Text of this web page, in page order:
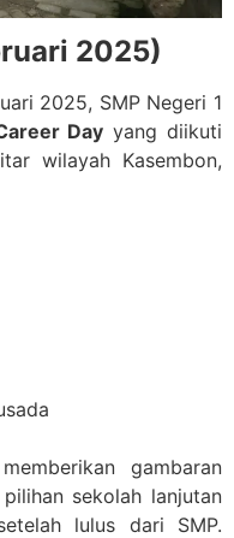
2025)
2025, SMP Negeri 1
Day yang diikuti
wilayah Kasembon,
gambaran
sekolah lanjutan
lulus dari SMP.